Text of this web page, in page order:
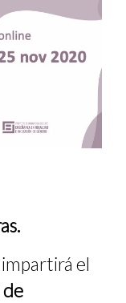
impartirá el
de